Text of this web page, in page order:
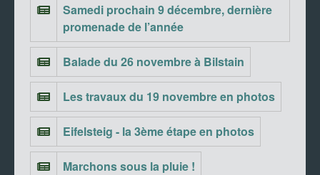
Samedi prochain 9 décembre, dernière
promenade de l’année
Balade du 26 novembre à Bilstain
Les travaux du 19 novembre en photos
Eifelsteig - la 3ème étape en photos
Marchons sous la pluie !